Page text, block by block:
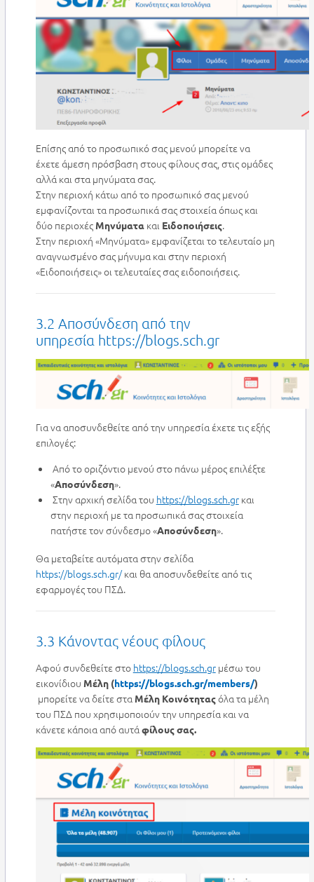
Επίσης από το προσωπικό σας μενού μπορείτε να
έχετε άμεση πρόσβαση στους φίλους σας, στις ομάδες
αλλά και στα μηνύματα σας.
Στην περιοχή κάτω από το προσωπικό σας μενού
εμφανίζονται τα προσωπικά σας στοιχεία όπως και
δύο περιοχές Μηνύματα και Ειδοποιήσεις.
Στην περιοχή «Μηνύματα» εμφανίζεται το τελευταίο μη
αναγνωσμένο σας μήνυμα και στην περιοχή
«Ειδοποιήσεις» οι τελευταίες σας ειδοποιήσεις.
3.2 Αποσύνδεση από την
υπηρεσία https://blogs.sch.gr
Για να αποσυνδεθείτε από την υπηρεσία έχετε τις εξής
επιλογές:
Από το οριζόντιο μενού στο πάνω μέρος επιλέξτε
«Αποσύνδεση».
Στην αρχική σελίδα του https://blogs.sch.grκαι
στην περιοχή με τα προσωπικά σας στοιχεία
πατήστε τον σύνδεσμο «Αποσύνδεση».
Θα μεταβείτε αυτόματα στην σελίδα
https://blogs.sch.gr/και θα αποσυνδεθείτε από τις
εφαρμογές του ΠΣΔ.
3.3 Κάνοντας νέους φίλους
Αφού συνδεθείτε στο https://blogs.sch.grμέσω του
εικονίδιου Μέλη (https://blogs.sch.gr/members/)
μπορείτε να δείτε στα Μέλη Κοινότηταςόλα τα μέλη
του ΠΣΔ που χρησιμοποιούν την υπηρεσία και να
κάνετε κάποια από αυτάφίλους σας.